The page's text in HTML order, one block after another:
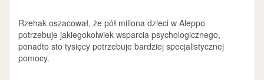
Rzehak oszacował, że pół miliona dzieci w Aleppo
potrzebuje jakiegokolwiek wsparcia psychologicznego,
ponadto sto tysięcy potrzebuje bardziej specjalistycznej
pomocy.